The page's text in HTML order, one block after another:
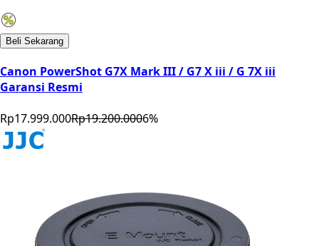
Beli Sekarang
Canon PowerShot G7X Mark III / G7 X iii / G 7X iii
Garansi Resmi
Rp17.999.000Rp19.200.0006%